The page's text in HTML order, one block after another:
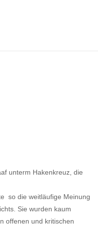
unterm Hakenkreuz, die
so die weitläufige Meinung
Sie wurden kaum
offenen und kritischen